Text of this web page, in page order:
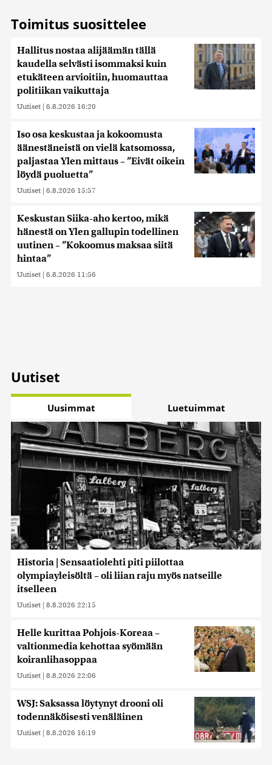
Toimitus suosittelee
Hallitus nostaa alijäämän tällä
kaudella selvästi isommaksi kuin
etukäteen arvioitiin, huomauttaa
politiikan vaikuttaja
Uutiset | 6.8.2026 16:20
Iso osa keskustaa ja kokoomusta
äänestäneistä on vielä katsomossa,
paljastaa Ylen mittaus – ”Eivät oikein
löydä puoluetta”
Uutiset | 6.8.2026 15:57
Keskustan Siika-aho kertoo, mikä
hänestä on Ylen gallupin todellinen
uutinen – ”Kokoomus maksaa siitä
hintaa”
Uutiset | 6.8.2026 11:56
Uutiset
Uusimmat Luetuimmat
Historia | Sensaatiolehti piti piilottaa
olympiayleisöltä – oli liian raju myös natseille
itselleen
Uutiset | 8.8.2026 22:15
Helle kurittaa Pohjois-Koreaa –
valtionmedia kehottaa syömään
koiranlihasoppaa
Uutiset | 8.8.2026 22:06
WSJ: Saksassa löytynyt drooni oli
todennäköisesti venäläinen
Uutiset | 8.8.2026 16:19